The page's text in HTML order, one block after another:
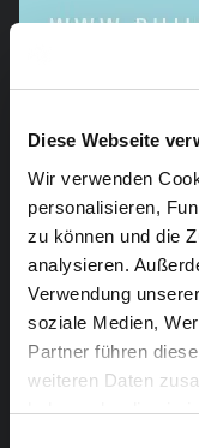
Diese Webseite
Wir verwenden
personalisieren,
zu können und die
analysieren.
Verwendung
soziale Medien,
Partner führen
weiteren Daten
haben oder die sie
„An den Haaren
Zirkusdisziplin, die
jedoch nirgends
Die beiden
eigenhändig eine
aufgebaut. In acht
verbringen sie
Die Show enthält